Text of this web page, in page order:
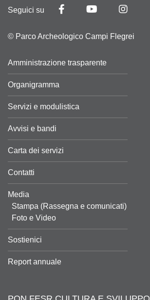
Seguici su
© Parco Archeologico Campi Flegrei
Amministrazione trasparente
Organigramma
Servizi e modulistica
Avvisi e bandi
Carta dei servizi
Contatti
Media
Stampa (Rassegna e comunicati)
Foto e Video
Sostienici
Report annuale